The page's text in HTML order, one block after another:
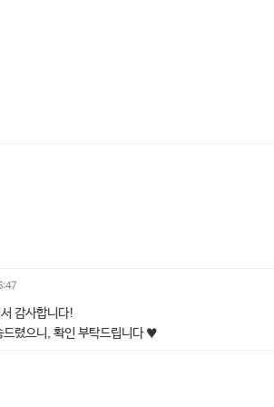
감사합니다!
드렸으니, 확인 부탁드립니다 ♥